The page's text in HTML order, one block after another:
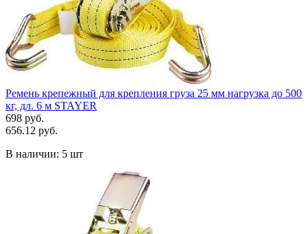
Ремень крепежный для крепления груза 25 мм нагрузка до 500
кг, дл. 6 м STAYER
698 руб.
656.12 руб.
В наличии: 5 шт